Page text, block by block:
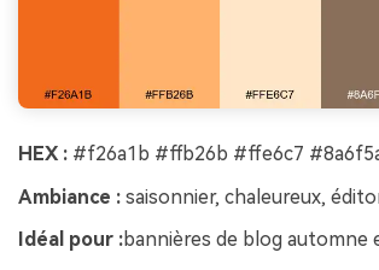
HEX : #f26a1b #ffb26b #ffe6c7
Ambiance : saisonnier, chaleureux,
Idéal pour :bannières de blog automne